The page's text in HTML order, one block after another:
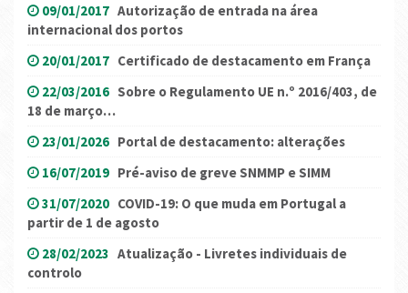
09/01/2017 Autorização de entrada na área
internacional dos portos
20/01/2017 Certificado de destacamento em França
22/03/2016 Sobre o Regulamento UE n.º 2016/403, de
18 de março…
23/01/2026 Portal de destacamento: alterações
16/07/2019 Pré-aviso de greve SNMMP e SIMM
31/07/2020 COVID-19: O que muda em Portugal a
partir de 1 de agosto
28/02/2023 Atualização - Livretes individuais de
controlo